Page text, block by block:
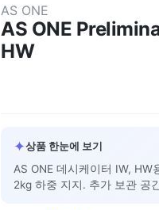
AS ONE
AS ONE
HW
✦상품 한눈에 보기
AS ONE 데시케이터 IW,
2kg 하중 지지. 추가 보관 공